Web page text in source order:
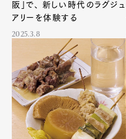
阪」で、 新しい時代のラグジュ
アリーを体験する
2025.3.8